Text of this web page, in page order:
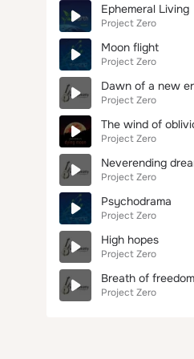
Ephemeral Living
Project Zero
Moon flight
Project Zero
Dawn of a new
Project Zero
The wind of
Project Zero
Neverending
Project Zero
Psychodrama
Project Zero
High hopes
Project Zero
Breath of freedom
Project Zero